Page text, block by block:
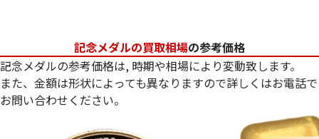
記念メダルの買取相場の参考価格
記念メダルの参考価格は, 時期や相場により変動致します。
また、金額は形状によっても異なりますので詳しくはお電話で
お問い合わせください。